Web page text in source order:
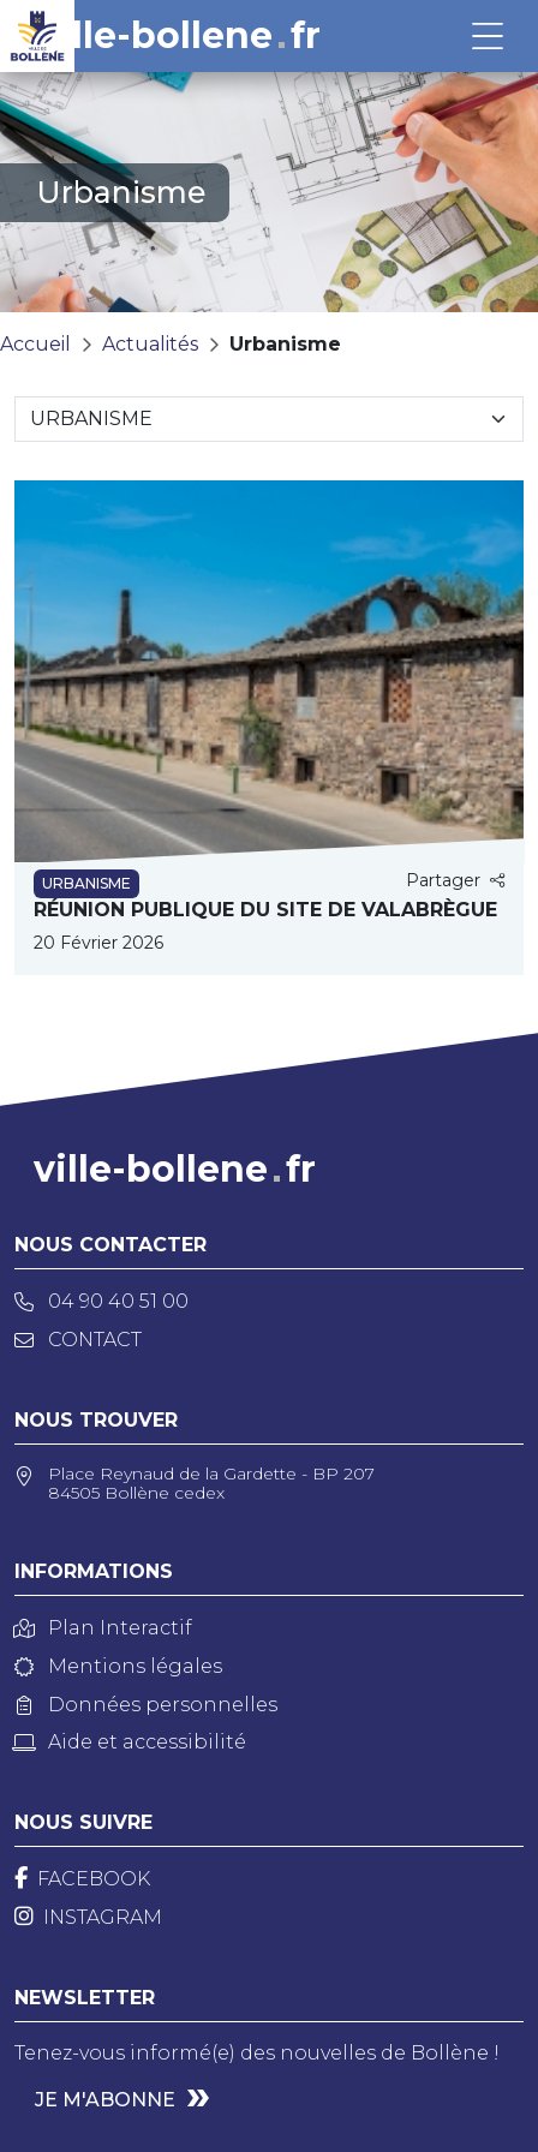
ville-bollene fr
Urbanisme
Accueil Actualités Urbanisme
URBANISME Partager
RÉUNION PUBLIQUE DU SITE DE VALABRÈGUE
20 Février 2026
ville-bollene fr
NOUS CONTACTER
04 90 40 51 00
CONTACT
NOUS TROUVER
Place Reynaud de la Gardette - BP 207
84505 Bollène cedex
INFORMATIONS
Plan Interactif
Mentions légales
Données personnelles
Aide et accessibilité
NOUS SUIVRE
FACEBOOK
INSTAGRAM
NEWSLETTER
Tenez-vous informé(e) des nouvelles de Bollène !
JE M'ABONNE